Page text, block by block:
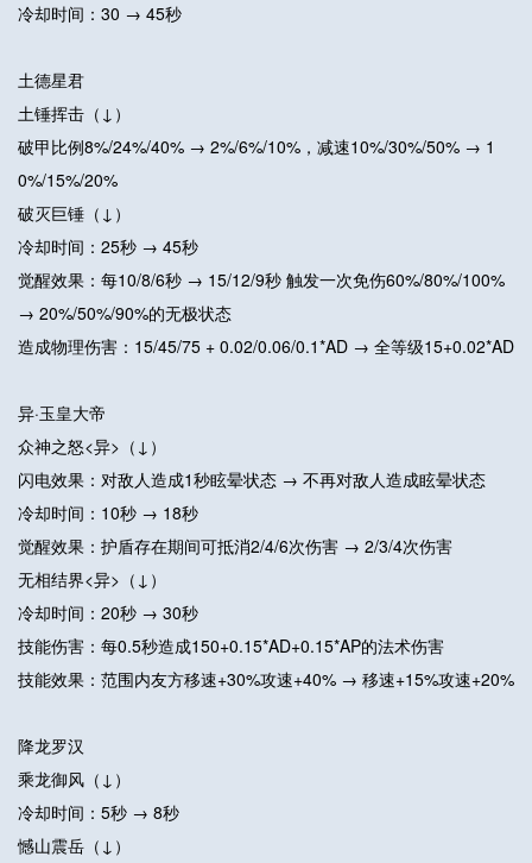
冷却时间：30 → 45秒
土德星君
土锤挥击（↓）
破甲比例8%/24%/40% → 2%/6%/10%，减速10%/30%/50% → 1
0%/15%/20%
破灭巨锤（↓）
冷却时间：25秒 → 45秒
觉醒效果：每10/8/6秒 → 15/12/9秒 触发一次免伤60%/80%/100%
→ 20%/50%/90%的无极状态
造成物理伤害：15/45/75 + 0.02/0.06/0.1*AD → 全等级15+0.02*AD
异·玉皇大帝
众神之怒<异>（↓）
闪电效果：对敌人造成1秒眩晕状态 → 不再对敌人造成眩晕状态
冷却时间：10秒 → 18秒
觉醒效果：护盾存在期间可抵消2/4/6次伤害 → 2/3/4次伤害
无相结界<异>（↓）
冷却时间：20秒 → 30秒
技能伤害：每0.5秒造成150+0.15*AD+0.15*AP的法术伤害
技能效果：范围内友方移速+30%攻速+40% → 移速+15%攻速+20%
降龙罗汉
乘龙御风（↓）
冷却时间：5秒 → 8秒
憾山震岳（↓）